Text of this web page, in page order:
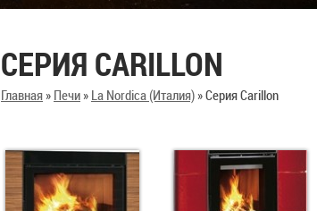
СЕРИЯ CARILLON
Главная» Печи» La Nordica (Италия)»Серия Carillon